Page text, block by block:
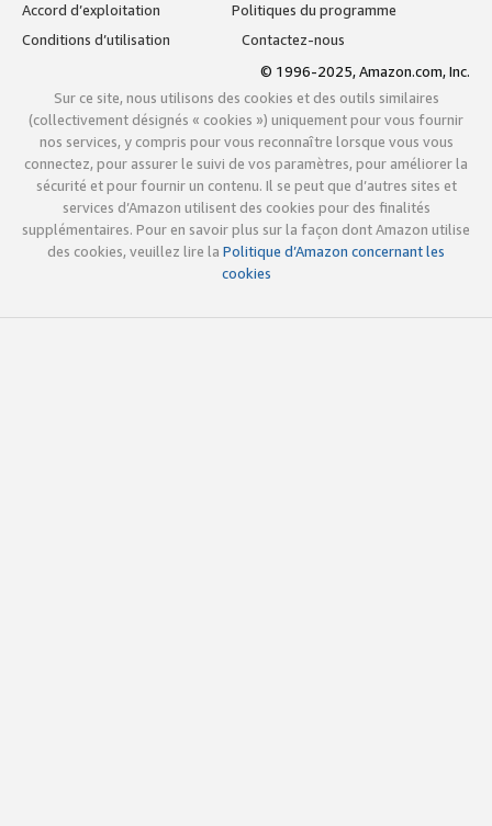
Accord d’exploitation
Politiques du programme
Conditions d’utilisation
Contactez-nous
© 1996-2025, Amazon.com, Inc.
Sur ce site, nous utilisons des cookies et des outils similaires
(collectivement désignés « cookies ») uniquement pour vous fournir
nos services, y compris pour vous reconnaître lorsque vous vous
connectez, pour assurer le suivi de vos paramètres, pour améliorer la
sécurité et pour fournir un contenu. Il se peut que d’autres sites et
services d’Amazon utilisent des cookies pour des finalités
supplémentaires. Pour en savoir plus sur la façon dont Amazon utilise
des cookies, veuillez lire la Politique d’Amazon concernant les
cookies